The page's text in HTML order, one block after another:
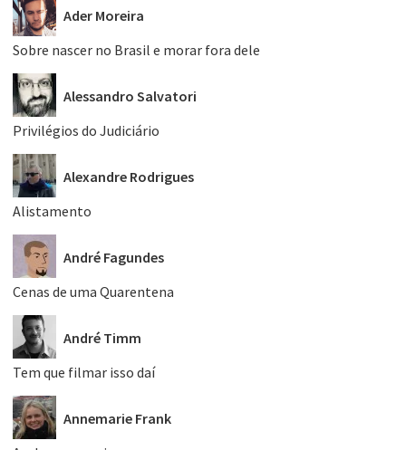
Ader Moreira
Sobre nascer no Brasil e morar fora dele
Alessandro Salvatori
Privilégios do Judiciário
Alexandre Rodrigues
Alistamento
André Fagundes
Cenas de uma Quarentena
André Timm
Tem que filmar isso daí
Annemarie Frank